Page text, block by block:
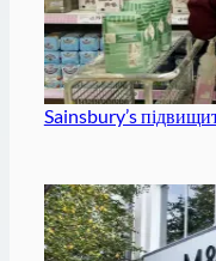
Sainsbury’s